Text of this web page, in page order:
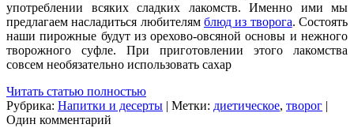
употреблении всяких сладких лакомств. Именно ими мы
предлагаем насладиться любителям блюд из творога. Состоять
наши пирожные будут из орехово-овсяной основы и нежного
творожного суфле. При приготовлении этого лакомства
совсем необязательно использовать сахар
Читать статью полностью
Рубрика: Напитки и десерты | Метки: диетическое, творог |
Один комментарий